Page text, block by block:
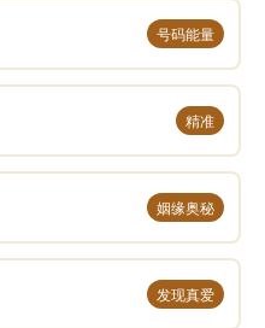
号码能量
精准
姻缘奥秘
发现真爱